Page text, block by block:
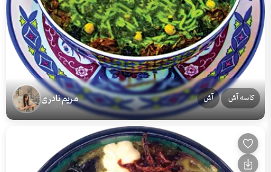
کاسه آش آش مریم نادری